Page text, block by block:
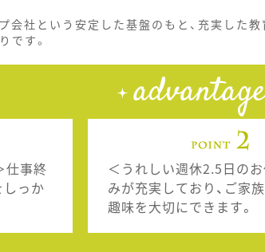
社という安定した基盤のもと、充実した
です。
advantage
仕事終
っか
＜うれしい週休2.5日の
みが充実しており、ご家
趣味を大切にできます。